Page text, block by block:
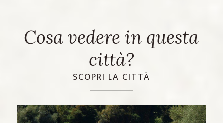
Cosa vedere in questa
città?
SCOPRI LA CITTÀ